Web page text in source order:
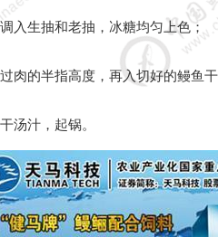
入生抽和老抽，冰糖均匀上色；
肉的半指高度，再入切好的鳗鱼
汤汁，起锅。